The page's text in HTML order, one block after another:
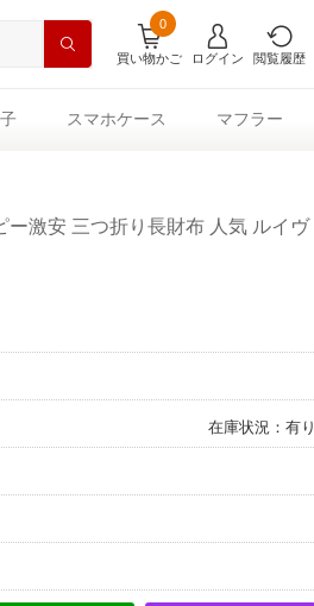
買い物かご
0
ログイン 閲覧履歴
スマホケース マフラー
ー激安 三つ折り長財布 人気 ルイヴ
在庫状況：有り